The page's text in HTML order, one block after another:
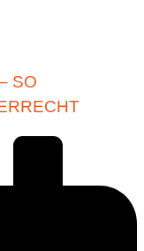
SO